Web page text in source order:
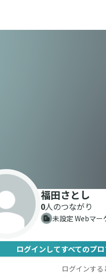
福田さとし
0人のつながり
未設定 Webマー
ログインしてすべてのプ
ログインする